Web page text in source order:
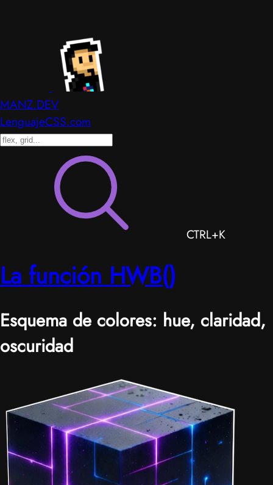
MANZ.DEV
LenguajeCSS.com
CTRL+K
La función HWB()
Esquema de colores: hue, claridad,
oscuridad